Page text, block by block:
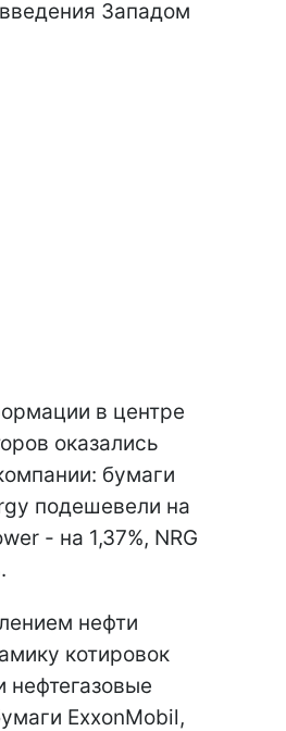
Западом
в центре
оказались
бумаги
подешевели на
- на 1,37%, NRG
нефти
котировок
ExxonMobil,